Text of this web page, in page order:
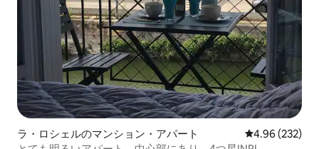
ラ・ロシェルのマンション・アパート レビュー232
4.96 (232)